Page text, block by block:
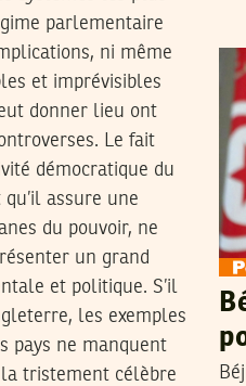
parlementaire
ni même
et imprévisibles
donner lieu ont
Le fait
démocratique du
assure une
du pouvoir, ne
un grand
et politique. S’il
les exemples
pays ne manquent
tristement célèbre